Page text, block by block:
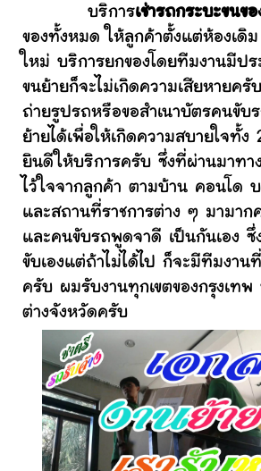
บริการเช่ารถกระบะขนข
ของทั้งหมด ให้ลูกค้าตั้งแต่ห้องเดิ
ใหม่ บริการยกของโดยทีมงานมีป
ขนย้ายก็จะไม่เกิดความเสียหายครั
ถ่ายรูปรถหรือขอสำเนาบัตรคนขับ
ย้ายได้เพื่อให้เกิดความสบายใจทั้ง
ยินดีให้บริการครับ ซึ่งที่ผ่านมาทา
ไว้ใจจากลูกค้า ตามบ้าน คอนโด
และสถานที่ราชการต่าง ๆ มามาก
และคนขับรถพูดจาดี เป็นกันเอง
ขับเองแต่ถ้าไม่ได้ไป ก็จะมีทีมงาน
ครับ ผมรับงานทุกเขตของกรุงเท
ต่างจังหวัดครับ